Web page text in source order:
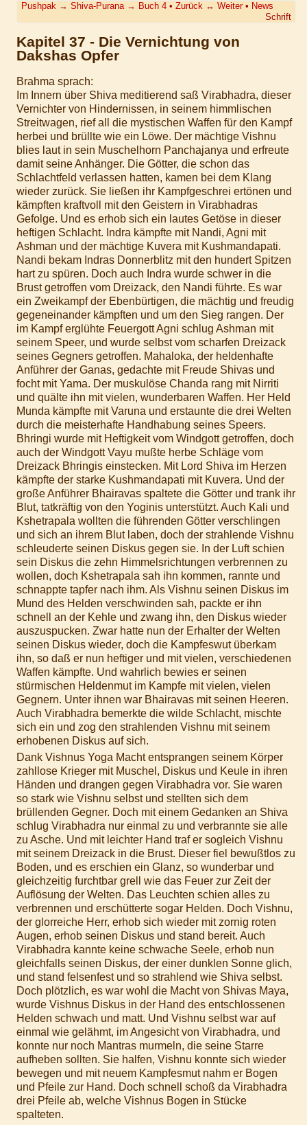
Pushpak → Shiva-Purana → Buch 4 •Zurück ↔ Weiter• News
Schrift
Kapitel 37 - Die Vernichtung von
Dakshas Opfer
Brahma sprach:
Im Innern über Shiva meditierend saß Virabhadra, dieser
Vernichter von Hindernissen, in seinem himmlischen
Streitwagen, rief all die mystischen Waffen für den Kampf
herbei und brüllte wie ein Löwe. Der mächtige Vishnu
blies laut in sein Muschelhorn Panchajanya und erfreute
damit seine Anhänger. Die Götter, die schon das
Schlachtfeld verlassen hatten, kamen bei dem Klang
wieder zurück. Sie ließen ihr Kampfgeschrei ertönen und
kämpften kraftvoll mit den Geistern in Virabhadras
Gefolge. Und es erhob sich ein lautes Getöse in dieser
heftigen Schlacht. Indra kämpfte mit Nandi, Agni mit
Ashman und der mächtige Kuvera mit Kushmandapati.
Nandi bekam Indras Donnerblitz mit den hundert Spitzen
hart zu spüren. Doch auch Indra wurde schwer in die
Brust getroffen vom Dreizack, den Nandi führte. Es war
ein Zweikampf der Ebenbürtigen, die mächtig und freudig
gegeneinander kämpften und um den Sieg rangen. Der
im Kampf erglühte Feuergott Agni schlug Ashman mit
seinem Speer, und wurde selbst vom scharfen Dreizack
seines Gegners getroffen. Mahaloka, der heldenhafte
Anführer der Ganas, gedachte mit Freude Shivas und
focht mit Yama. Der muskulöse Chanda rang mit Nirriti
und quälte ihn mit vielen, wunderbaren Waffen. Her Held
Munda kämpfte mit Varuna und erstaunte die drei Welten
durch die meisterhafte Handhabung seines Speers.
Bhringi wurde mit Heftigkeit vom Windgott getroffen, doch
auch der Windgott Vayu mußte herbe Schläge vom
Dreizack Bhringis einstecken. Mit Lord Shiva im Herzen
kämpfte der starke Kushmandapati mit Kuvera. Und der
große Anführer Bhairavas spaltete die Götter und trank ihr
Blut, tatkräftig von den Yoginis unterstützt. Auch Kali und
Kshetrapala wollten die führenden Götter verschlingen
und sich an ihrem Blut laben, doch der strahlende Vishnu
schleuderte seinen Diskus gegen sie. In der Luft schien
sein Diskus die zehn Himmelsrichtungen verbrennen zu
wollen, doch Kshetrapala sah ihn kommen, rannte und
schnappte tapfer nach ihm. Als Vishnu seinen Diskus im
Mund des Helden verschwinden sah, packte er ihn
schnell an der Kehle und zwang ihn, den Diskus wieder
auszuspucken. Zwar hatte nun der Erhalter der Welten
seinen Diskus wieder, doch die Kampfeswut überkam
ihn, so daß er nun heftiger und mit vielen, verschiedenen
Waffen kämpfte. Und wahrlich bewies er seinen
stürmischen Heldenmut im Kampfe mit vielen, vielen
Gegnern. Unter ihnen war Bhairavas mit seinen Heeren.
Auch Virabhadra bemerkte die wilde Schlacht, mischte
sich ein und zog den strahlenden Vishnu mit seinem
erhobenen Diskus auf sich.
Dank Vishnus Yoga Macht entsprangen seinem Körper
zahllose Krieger mit Muschel, Diskus und Keule in ihren
Händen und drangen gegen Virabhadra vor. Sie waren
so stark wie Vishnu selbst und stellten sich dem
brüllenden Gegner. Doch mit einem Gedanken an Shiva
schlug Virabhadra nur einmal zu und verbrannte sie alle
zu Asche. Und mit leichter Hand traf er sogleich Vishnu
mit seinem Dreizack in die Brust. Dieser fiel bewußtlos zu
Boden, und es erschien ein Glanz, so wunderbar und
gleichzeitig furchtbar grell wie das Feuer zur Zeit der
Auflösung der Welten. Das Leuchten schien alles zu
verbrennen und erschütterte sogar Helden. Doch Vishnu,
der glorreiche Herr, erhob sich wieder mit zornig roten
Augen, erhob seinen Diskus und stand bereit. Auch
Virabhadra kannte keine schwache Seele, erhob nun
gleichfalls seinen Diskus, der einer dunklen Sonne glich,
und stand felsenfest und so strahlend wie Shiva selbst.
Doch plötzlich, es war wohl die Macht von Shivas Maya,
wurde Vishnus Diskus in der Hand des entschlossenen
Helden schwach und matt. Und Vishnu selbst war auf
einmal wie gelähmt, im Angesicht von Virabhadra, und
konnte nur noch Mantras murmeln, die seine Starre
aufheben sollten. Sie halfen, Vishnu konnte sich wieder
bewegen und mit neuem Kampfesmut nahm er Bogen
und Pfeile zur Hand. Doch schnell schoß da Virabhadra
drei Pfeile ab, welche Vishnus Bogen in Stücke
spalteten.